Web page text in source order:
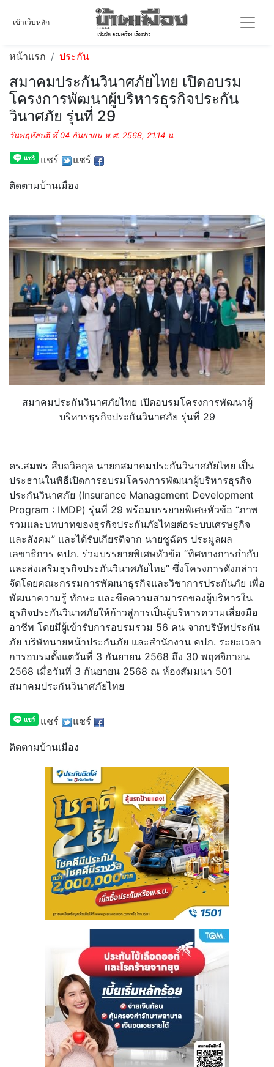
เข้าเว็บหลัก
หน้าแรก ประกัน
สมาคมประกันวินาศภัยไทย เปิดอบรม
โครงการพัฒนาผู้บริหารธุรกิจประกัน
วินาศภัย รุ่นที่ 29
วันพฤหัสบดี ที่ 04 กันยายน พ.ศ. 2568, 21.14 น.
แชร์ แชร์
ติดตามบ้านเมือง
สมาคมประกันวินาศภัยไทย เปิดอบรมโครงการพัฒนาผู้
บริหารธุรกิจประกันวินาศภัย รุ่นที่ 29
ดร.สมพร สืบถวิลกุล นายกสมาคมประกันวินาศภัยไทย เป็น
ประธานในพิธีเปิดการอบรมโครงการพัฒนาผู้บริหารธุรกิจ
ประกันวินาศภัย (Insurance Management Development
Program : IMDP) รุ่นที่ 29 พร้อมบรรยายพิเศษหัวข้อ “ภาพ
รวมและบทบาทของธุรกิจประกันภัยไทยต่อระบบเศรษฐกิจ
และสังคม” และได้รับเกียรติจาก นายชูฉัตร ประมูลผล
เลขาธิการ คปภ. ร่วมบรรยายพิเศษหัวข้อ “ทิศทางการกำกับ
และส่งเสริมธุรกิจประกันวินาศภัยไทย” ซึ่งโครงการดังกล่าว
จัดโดยคณะกรรมการพัฒนาธุรกิจและวิชาการประกันภัย เพื่อ
พัฒนาความรู้ ทักษะ และขีดความสามารถของผู้บริหารใน
ธุรกิจประกันวินาศภัยให้ก้าวสู่การเป็นผู้บริหารความเสี่ยงมือ
อาชีพ โดยมีผู้เข้ารับการอบรมรวม 56 คน จากบริษัทประกัน
ภัย บริษัทนายหน้าประกันภัย และสำนักงาน คปภ. ระยะเวลา
การอบรมตั้งแตวันที่ 3 กันยายน 2568 ถึง 30 พฤศจิกายน
2568 เมื่อวันที่ 3 กันยายน 2568 ณ ห้องสัมมนา 501
สมาคมประกันวินาศภัยไทย
แชร์ แชร์
ติดตามบ้านเมือง